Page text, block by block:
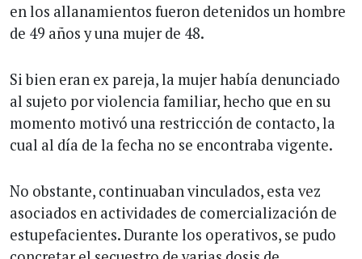
en los allanamientos fueron detenidos un hombre
de 49 años y una mujer de 48.
Si bien eran ex pareja, la mujer había denunciado
al sujeto por violencia familiar, hecho que en su
momento motivó una restricción de contacto, la
cual al día de la fecha no se encontraba vigente.
No obstante, continuaban vinculados, esta vez
asociados en actividades de comercialización de
estupefacientes. Durante los operativos, se pudo